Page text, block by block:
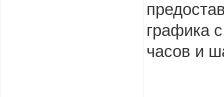
графика
часов и